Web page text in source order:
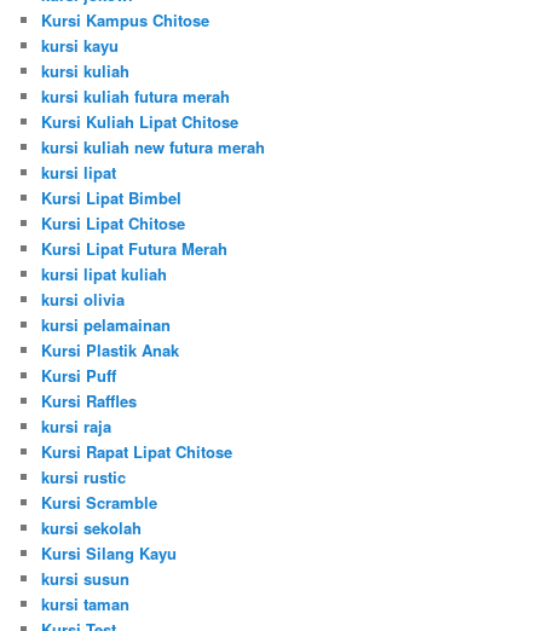
Kursi Kampus Chitose
kursi kayu
kursi kuliah
kursi kuliah futura merah
Kursi Kuliah Lipat Chitose
kursi kuliah new futura merah
kursi lipat
Kursi Lipat Bimbel
Kursi Lipat Chitose
Kursi Lipat Futura Merah
kursi lipat kuliah
kursi olivia
kursi pelamainan
Kursi Plastik Anak
Kursi Puff
Kursi Raffles
kursi raja
Kursi Rapat Lipat Chitose
kursi rustic
Kursi Scramble
kursi sekolah
Kursi Silang Kayu
kursi susun
kursi taman